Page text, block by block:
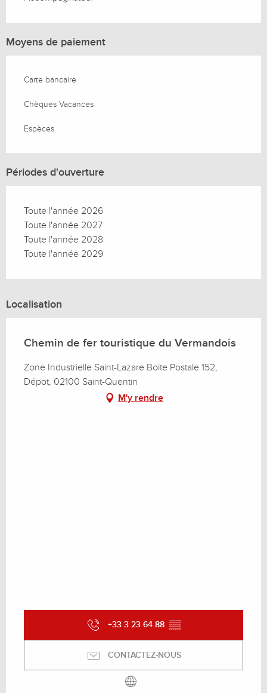
Moyens de paiement
Carte bancaire
Chèques Vacances
Espèces
Périodes d'ouverture
Toute l'année 2026
Toute l'année 2027
Toute l'année 2028
Toute l'année 2029
Localisation
Chemin de fer touristique du Vermandois
Zone Industrielle Saint-Lazare Boite Postale 152,
Dépot, 02100 Saint-Quentin
M'y rendre
+33 3 23 64 88 ▒▒
CONTACTEZ-NOUS